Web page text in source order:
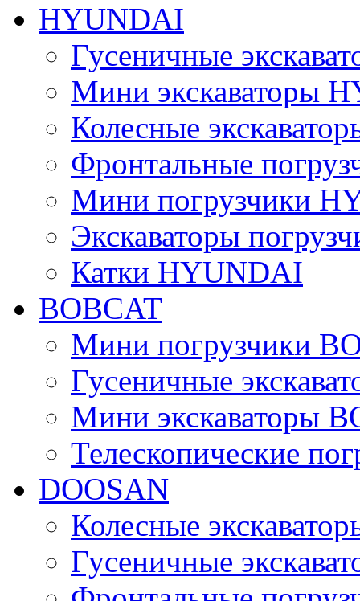
HYUNDAI
Гусеничные
Мини экскаваторы
Колесные
Фронтальные
Мини погрузчики
Экскаваторы
Катки HYUNDAI
BOBCAT
Мини погрузчики
Гусеничные
Мини экскаваторы
Телескопические
DOOSAN
Колесные
Гусеничные